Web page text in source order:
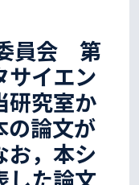
員会 第
イエン
研究室か
の論文が
お，本シ
した論文